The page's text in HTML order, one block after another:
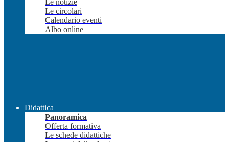
Le notizie
Le circolari
Calendario eventi
Albo online
Didattica
Panoramica
Offerta formativa
Le schede didattiche